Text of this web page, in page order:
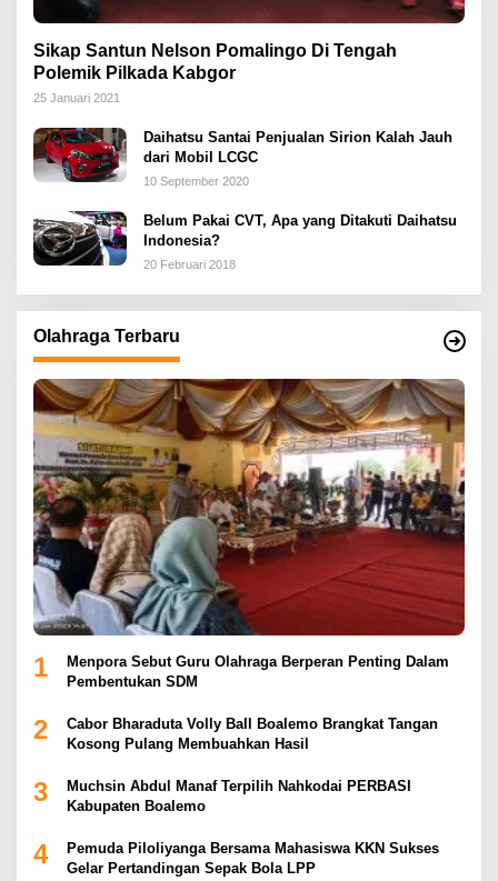
Sikap Santun Nelson Pomalingo Di Tengah
Polemik Pilkada Kabgor
25 Januari 2021
Daihatsu Santai Penjualan Sirion Kalah Jauh
dari Mobil LCGC
10 September 2020
Belum Pakai CVT, Apa yang Ditakuti Daihatsu
Indonesia?
20 Februari 2018
Olahraga Terbaru
1
Menpora Sebut Guru Olahraga Berperan Penting Dalam
Pembentukan SDM
2
Cabor Bharaduta Volly Ball Boalemo Brangkat Tangan
Kosong Pulang Membuahkan Hasil
3
Muchsin Abdul Manaf Terpilih Nahkodai PERBASI
Kabupaten Boalemo
4
Pemuda Piloliyanga Bersama Mahasiswa KKN Sukses
Gelar Pertandingan Sepak Bola LPP